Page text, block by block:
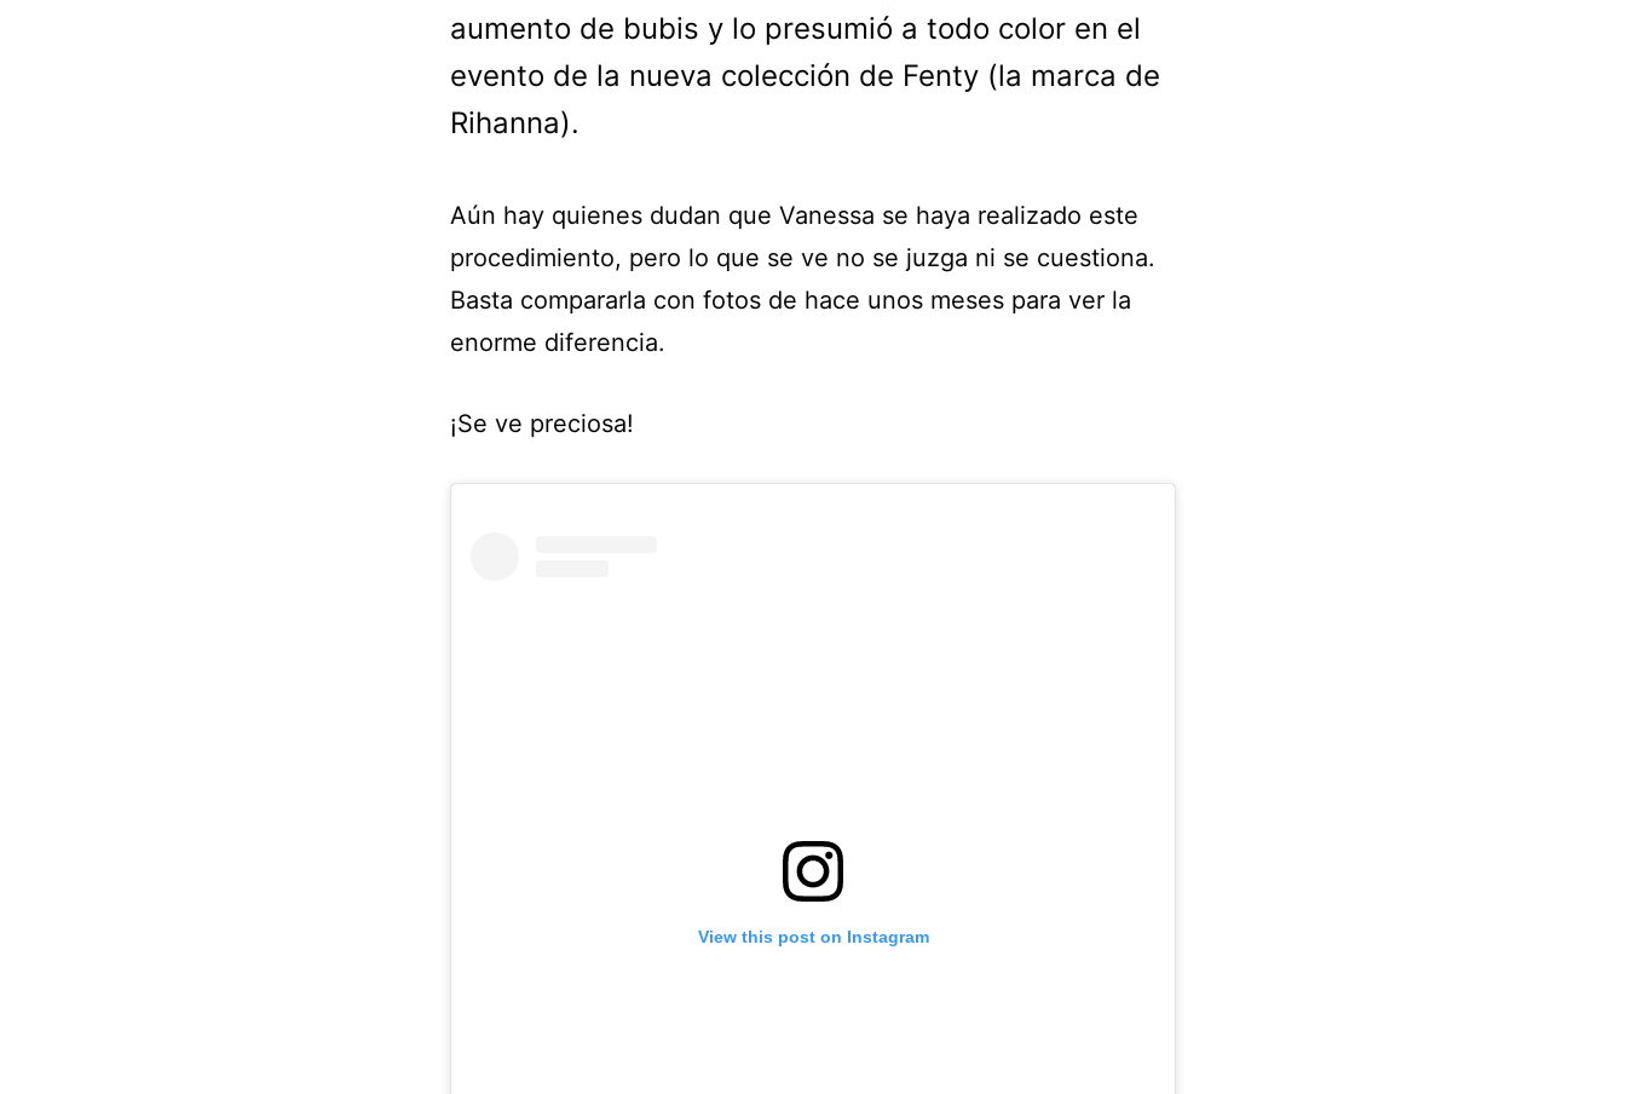
aumento de bubis y lo presumió a todo color en el
evento de la nueva colección de Fenty (la marca de
Rihanna).
Aún hay quienes dudan que Vanessa se haya realizado este
procedimiento, pero lo que se ve no se juzga ni se cuestiona.
Basta compararla con fotos de hace unos meses para ver la
enorme diferencia.
¡Se ve preciosa!
View this post on Instagram